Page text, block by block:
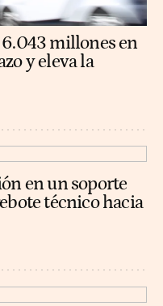
6.043 millones en
y eleva la
en un soporte
técnico hacia